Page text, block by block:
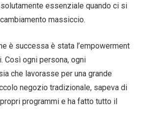
essenziale quando ci si
massiccio.
è successa è stata l’empowerment
Così ogni persona, ogni
che lavorasse per una grande
negozio tradizionale, sapeva di
programmi e ha fatto tutto il